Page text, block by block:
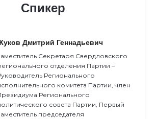
Спикер
Дмитрий Геннадьевич
Секретаря Свердловского
отделения Партии –
Регионального
комитета Партии, член
Регионального
совета Партии, Первый
председателя